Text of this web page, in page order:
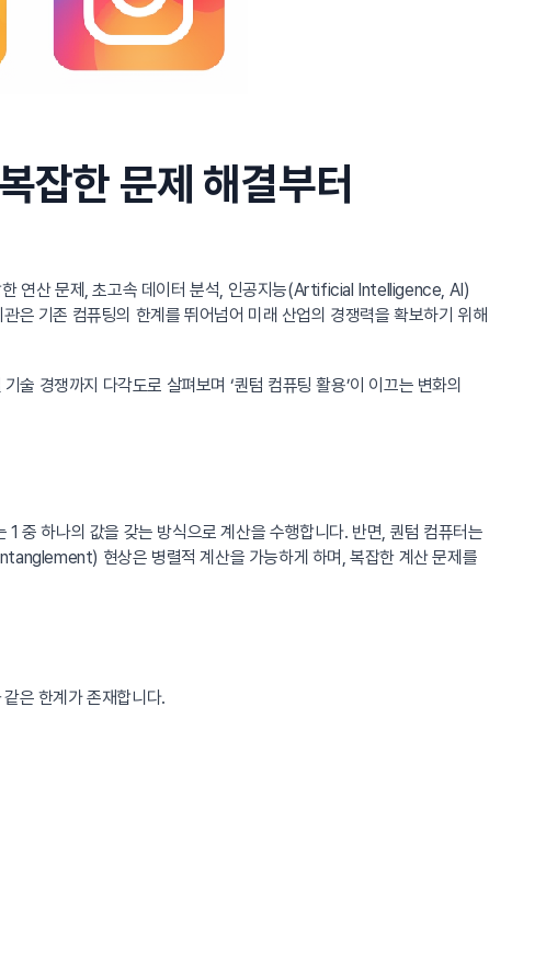
잡한 문제 해결부터
연산 문제, 초고속 데이터 분석, 인공지능(Artificial Intelligence, AI)
은 기존 컴퓨팅의 한계를 뛰어넘어 미래 산업의 경쟁력을 확보하기 위해
경쟁까지 다각도로 살펴보며 ‘퀀텀 컴퓨팅 활용’이 이끄는 변화의
중 하나의 값을 갖는 방식으로 계산을 수행합니다. 반면, 퀀텀 컴퓨터는
현상은 병렬적 계산을 가능하게 하며, 복잡한 계산 문제를
은 한계가 존재합니다.